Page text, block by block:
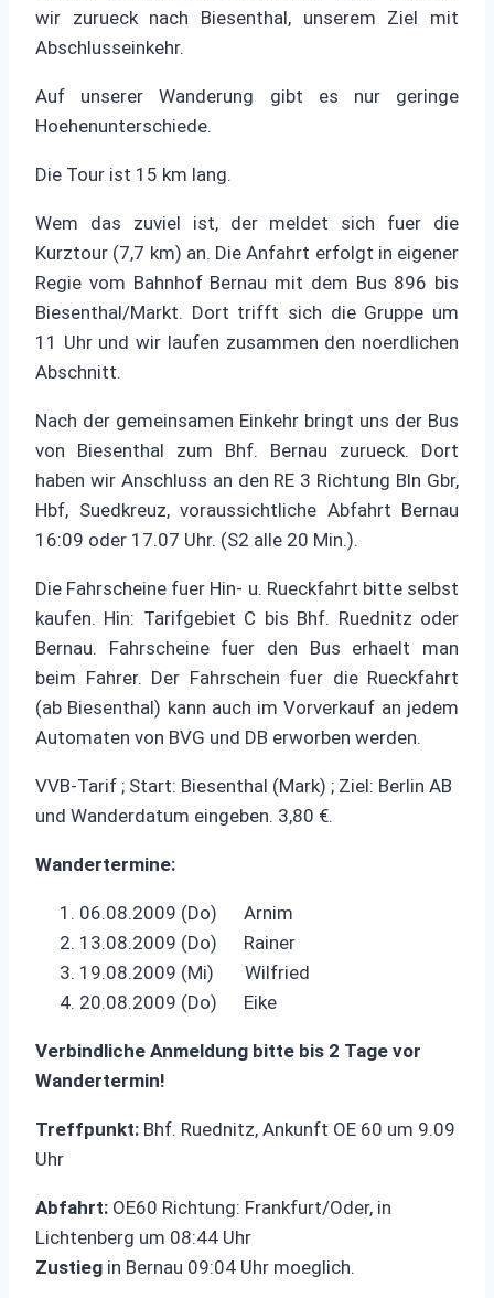
wir zurueck nach Biesenthal, unserem Ziel mit
Abschlusseinkehr.
Auf unserer Wanderung gibt es nur geringe
Hoehenunterschiede.
Die Tour ist 15 km lang.
Wem das zuviel ist, der meldet sich fuer die
Kurztour (7,7 km) an. Die Anfahrt erfolgt in eigener
Regie vom Bahnhof Bernau mit dem Bus 896 bis
Biesenthal/Markt. Dort trifft sich die Gruppe um
11 Uhr und wir laufen zusammen den noerdlichen
Abschnitt.
Nach der gemeinsamen Einkehr bringt uns der Bus
von Biesenthal zum Bhf. Bernau zurueck. Dort
haben wir Anschluss an den RE 3 Richtung Bln Gbr,
Hbf, Suedkreuz, voraussichtliche Abfahrt Bernau
16:09 oder 17.07 Uhr. (S2 alle 20 Min.).
Die Fahrscheine fuer Hin- u. Rueckfahrt bitte selbst
kaufen. Hin: Tarifgebiet C bis Bhf. Ruednitz oder
Bernau. Fahrscheine fuer den Bus erhaelt man
beim Fahrer. Der Fahrschein fuer die Rueckfahrt
(ab Biesenthal) kann auch im Vorverkauf an jedem
Automaten von BVG und DB erworben werden.
VVB-Tarif ; Start: Biesenthal (Mark) ; Ziel: Berlin AB
und Wanderdatum eingeben. 3,80 €.
Wandertermine:
06.08.2009 (Do) Arnim
13.08.2009 (Do) Rainer
19.08.2009 (Mi) Wilfried
20.08.2009 (Do) Eike
Verbindliche Anmeldung bitte bis 2 Tage vor
Wandertermin!
Treffpunkt: Bhf. Ruednitz, Ankunft OE 60 um 9.09
Uhr
Abfahrt: OE60 Richtung: Frankfurt/Oder, in
Lichtenberg um 08:44 Uhr
Zustieg in Bernau 09:04 Uhr moeglich.